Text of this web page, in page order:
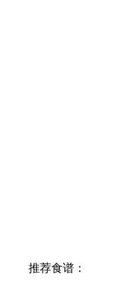
推荐食谱：